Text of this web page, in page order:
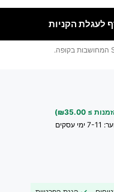
לעגלת הקניות
≥ ₪35.00)
7-11 ימי עסקים